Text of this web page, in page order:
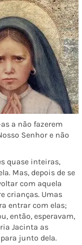
a não fazerem
Senhor e não
quase inteiras,
Mas, depois de se
com aquela
crianças. Umas
entrar com elas;
então, esperavam,
Jacinta as
junto dela.